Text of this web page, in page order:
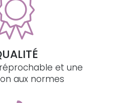
et une
aux normes